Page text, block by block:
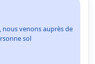
nous venons auprès de
sol